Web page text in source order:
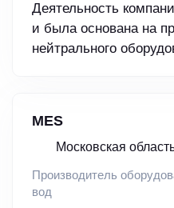
Деятельность
и была основана на
нейтрального
MES
Московская
Производитель
вод